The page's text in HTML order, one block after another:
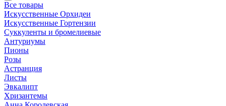
Все товары
Искусственные Орхидеи
Искусственные Гортензии
Суккуленты и бромелиевые
Антуриумы
Пионы
Розы
Астранция
Листы
Эвкалипт
Хризантемы